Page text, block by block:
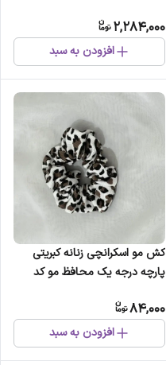
2,284,000
افزودن به سبد
کش مو اسکرانچی زنانه کبریتی
پارچه درجه یک محافظ مو کد
84,000
افزودن به سبد